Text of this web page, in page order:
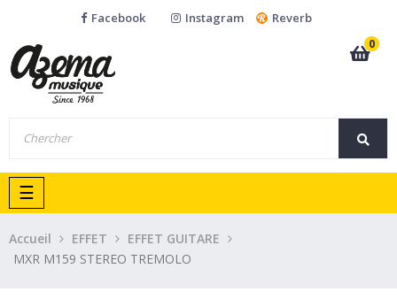
Facebook Instagram
Reverb
0
Basculer
la
navigation
☰
Accueil EFFET
EFFET GUITARE
MXR M159 STEREO TREMOLO